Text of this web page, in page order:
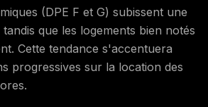
(DPE F et G) subissent une
que les logements bien notés
Cette tendance s'accentuera
progressives sur la location des